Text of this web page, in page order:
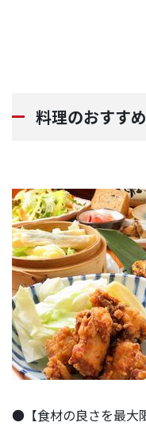
料理のおすすめ
●【食材の良さを最大